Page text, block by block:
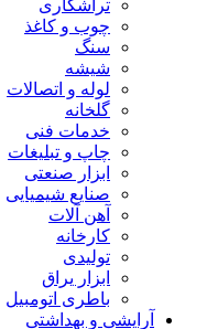
تراشکاری
چوب و کاغذ
سنگ
شیشه
لوله و اتصالات
گلخانه
خدمات فنی
چاپ و تبلیغات
ابزار صنعتی
صنایع شیمیایی
آهن آلات
کارخانه
تولیدی
ابزار یراق
باطری اتومبیل
آرایشی و بهداشتی